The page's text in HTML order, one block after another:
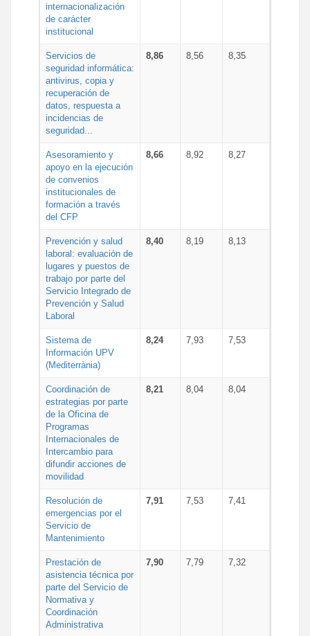
internacionalización
de carácter
institucional
Servicios de
seguridad informática:
antivirus, copia y
recuperación de
datos, respuesta a
incidencias de
seguridad...
8,86 8,56 8,35
Asesoramiento y
apoyo en la ejecución
de convenios
institucionales de
formación a través
del CFP
8,66 8,92 8,27
Prevención y salud
laboral: evaluación de
lugares y puestos de
trabajo por parte del
Servicio Integrado de
Prevención y Salud
Laboral
8,40 8,19 8,13
Sistema de
Información UPV
(Mediterrània)
8,24 7,93 7,53
Coordinación de
estrategias por parte
de la Oficina de
Programas
Internacionales de
Intercambio para
difundir acciones de
movilidad
8,21 8,04 8,04
Resolución de
emergencias por el
Servicio de
Mantenimiento
7,91 7,53 7,41
Prestación de
asistencia técnica por
parte del Servicio de
Normativa y
Coordinación
Administrativa
7,90 7,79 7,32